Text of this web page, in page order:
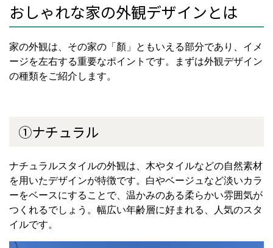
おしゃれな家の外観デザインとは
家の外観は、その家の「顏」ともいえる部分であり、イメ
ージを左右する重要なポイントです。まずは外観デザイン
の種類をご紹介します。
①ナチュラル
ナチュラルスタイルの外観は、木やタイルなどの自然素材
を用いたデザインが特徴です。白やベージュなど淡いカラ
ーをベースにすることで、温かみのある柔らかい雰囲気が
つくれるでしょう。幅広い年齢層に好まれる、人気のスタ
イルです。